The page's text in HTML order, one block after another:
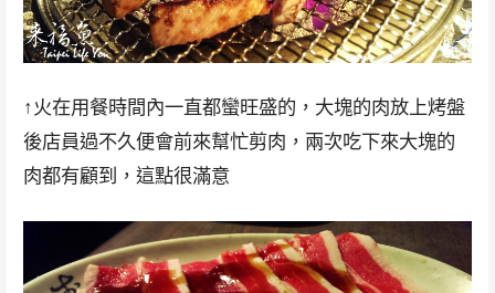
↑火在用餐時間內一直都蠻旺盛的，大塊的肉放上烤盤
後店員過不久便會前來幫忙剪肉，兩次吃下來大塊的
肉都有顧到，這點很滿意